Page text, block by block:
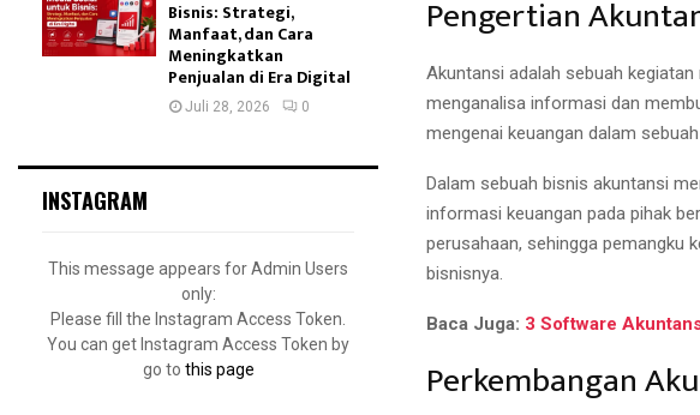
Pengertian
Akuntansi adalah sebuah
menganalisa informasi dan
mengenai keuangan dalam
Dalam sebuah bisnis akuntansi
informasi keuangan pada pihak
perusahaan, sehingga pemangku
bisnisnya.
Baca Juga: 3 Software
Perkembangan
Bisnis: Strategi,
Manfaat, dan Cara
Meningkatkan
Penjualan di Era Digital
Juli 28, 2026 0
INSTAGRAM
This message appears for Admin Users
only:
Please fill the Instagram Access Token.
You can get Instagram Access Token by
go to this page